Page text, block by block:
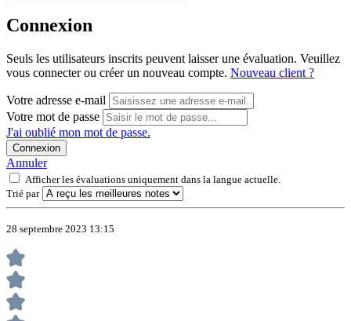
Connexion
Seuls les utilisateurs inscrits peuvent laisser une évaluation. Veuillez
vous connecter ou créer un nouveau compte. Nouveau client ?
Votre adresse e-mail
Votre mot de passe
J'ai oublié mon mot de passe.
Connexion
Annuler
Afficher les évaluations uniquement dans la langue actuelle.
Trié par
28 septembre 2023 13:15